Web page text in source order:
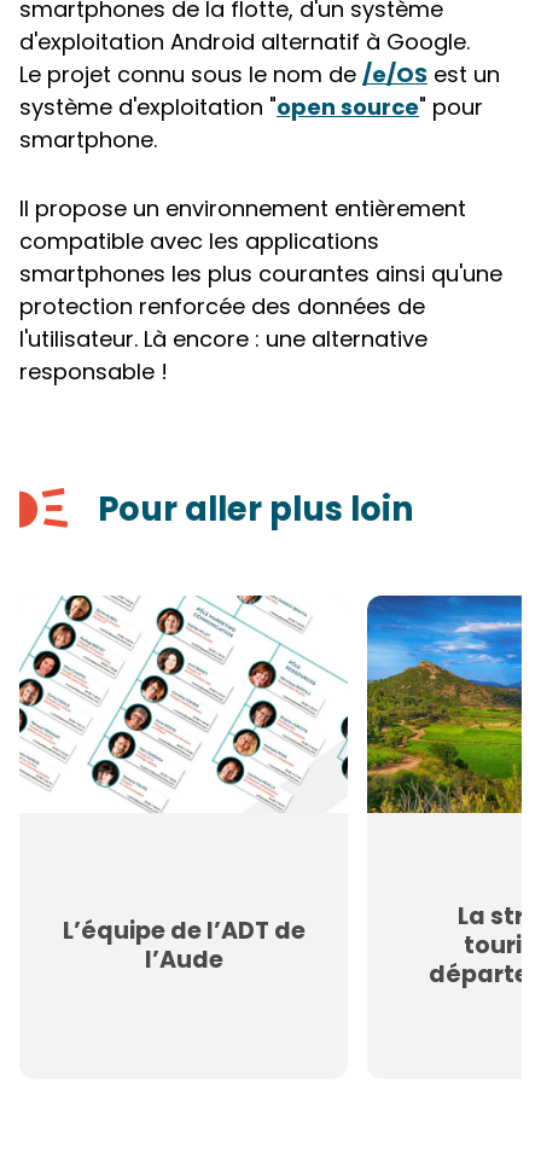
smartphones de la flotte, d'un système
d'exploitation Android alternatif à Google.
Le projet connu sous le nom de /e/OS est un
système d'exploitation "open source" pour
smartphone.
Il propose un environnement entièrement
compatible avec les applications
smartphones les plus courantes ainsi qu'une
protection renforcée des données de
l'utilisateur. Là encore : une alternative
responsable !
Pour aller plus loin
L’équipe de l’ADT de
l’Aude
La